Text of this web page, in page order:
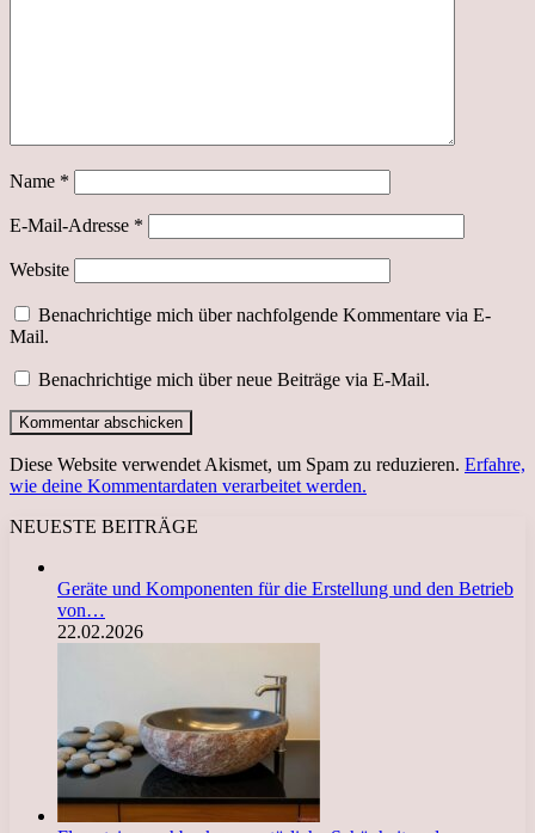
Name *
E-Mail-Adresse *
Website
Benachrichtige mich über nachfolgende Kommentare via E-
Mail.
Benachrichtige mich über neue Beiträge via E-Mail.
Diese Website verwendet Akismet, um Spam zu reduzieren. Erfahre,
wie deine Kommentardaten verarbeitet werden.
NEUESTE BEITRÄGE
Geräte und Komponenten für die Erstellung und den Betrieb
von…
22.02.2026